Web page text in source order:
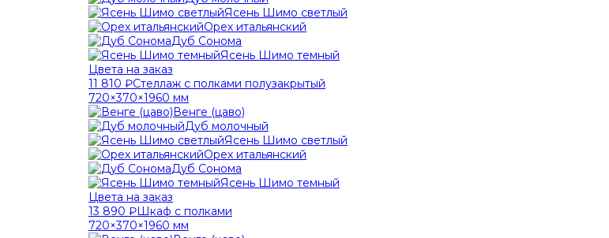
Ясень Шимо светлый
Орех итальянский
Дуб Сонома
Ясень Шимо темный
Цвета на заказ
11 810 ₽Стеллаж с полками полузакрытый
720×370×1960 мм
Венге (цаво)
Дуб молочный
Ясень Шимо светлый
Орех итальянский
Дуб Сонома
Ясень Шимо темный
Цвета на заказ
13 890 ₽Шкаф с полками
720×370×1960 мм